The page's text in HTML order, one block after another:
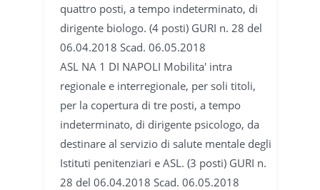
quattro posti, a tempo indeterminato, di
dirigente biologo. (4 posti) GURI n. 28 del
06.04.2018 Scad. 06.05.2018
ASL NA 1 DI NAPOLI Mobilita' intra
regionale e interregionale, per soli titoli,
per la copertura di tre posti, a tempo
indeterminato, di dirigente psicologo, da
destinare al servizio di salute mentale degli
Istituti penitenziari e ASL. (3 posti) GURI n.
28 del 06.04.2018 Scad. 06.05.2018